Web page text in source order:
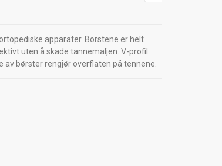
apparater. Borstene er helt
uten å skade tannemaljen. V-profil
børster rengjør overflaten på tennene.